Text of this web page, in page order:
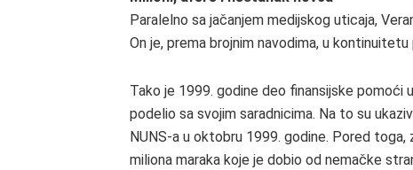
Paralelno sa jačanjem medijskog uticaja,
On je, prema brojnim navodima, u
Tako je 1999. godine deo finansijske pomoći
podelio sa svojim saradnicima. Na to su
NUNS-a u oktobru 1999. godine. Pored
miliona maraka koje je dobio od nemačke